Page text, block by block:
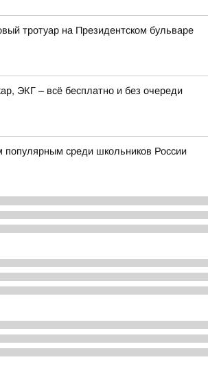
тротуар на Президентском бульваре
ЭКГ – всё бесплатно и без очереди
среди школьников России